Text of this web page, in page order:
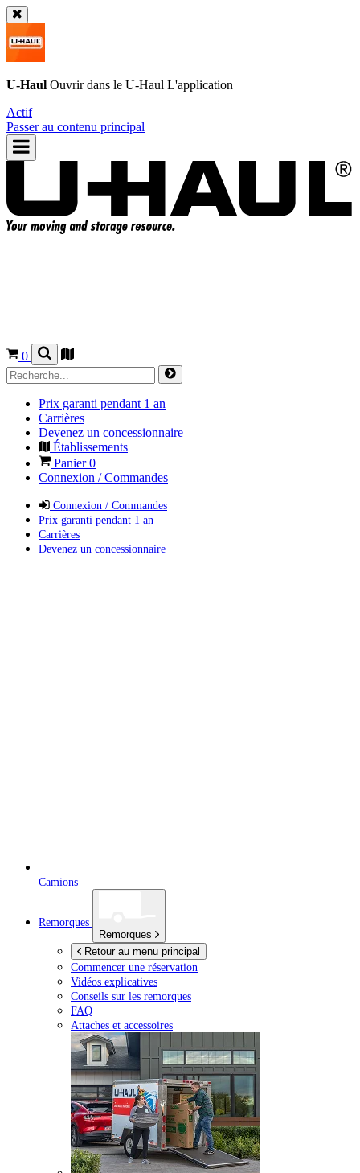
U-Haul Ouvrir dans le U-Haul L'application
Actif
Passer au contenu principal
0
Prix garanti pendant 1 an
Carrières
Devenez un concessionnaire
Établissements
Panier0
Connexion / Commandes
Connexion / Commandes
Prix garanti pendant 1 an
Carrières
Devenez un concessionnaire
Camions
Remorques
Remorques
Retour au menu principal
Commencer une réservation
Vidéos explicatives
Conseils sur les remorques
FAQ
Attaches et accessoires